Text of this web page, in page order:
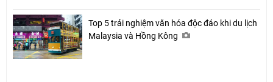
Top 5 trải nghiệm văn hóa độc đáo khi du lịch
Malaysia và Hồng Kông